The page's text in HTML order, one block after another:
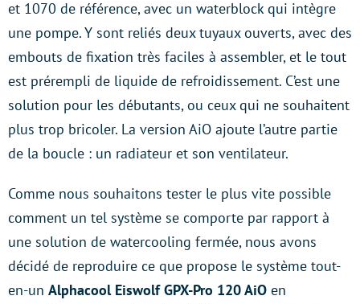
et 1070 de référence, avec un waterblock qui intègre
une pompe. Y sont reliés deux tuyaux ouverts, avec des
embouts de fixation très faciles à assembler, et le tout
est prérempli de liquide de refroidissement. C’est une
solution pour les débutants, ou ceux qui ne souhaitent
plus trop bricoler. La version AiO ajoute l’autre partie
de la boucle : un radiateur et son ventilateur.
Comme nous souhaitons tester le plus vite possible
comment un tel système se comporte par rapport à
une solution de watercooling fermée, nous avons
décidé de reproduire ce que propose le système tout-
en-un Alphacool Eiswolf GPX-Pro 120 AiO en